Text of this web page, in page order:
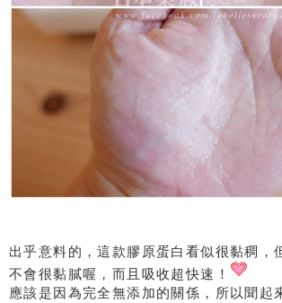
出乎意料的，這款膠原蛋白看似很黏稠，
不會很黏膩喔，而且吸收超快速！
應該是因為完全無添加的關係，所以聞起